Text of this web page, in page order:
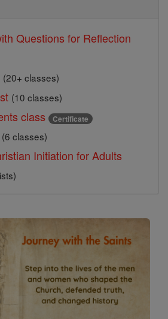
Questions for Reflection
(20+ classes)
(10 classes)
class Certificate
(6 classes)
Initiation for Adults